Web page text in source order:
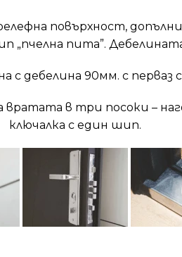
повърхност,
„пчелна пита”.
с дебелина 90мм. с перваз
в три посоки –
ключалка с един шип.